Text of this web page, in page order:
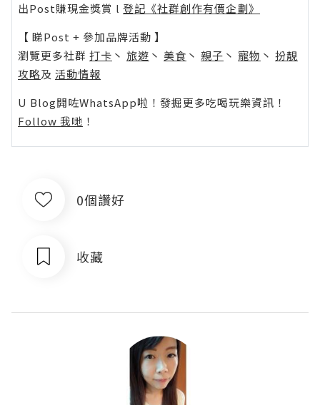
出Post賺現金獎賞 l 登記《社群創作有價企劃》
【 睇Post + 參加品牌活動 】
瀏覽更多社群 打卡 丶 旅遊 丶 美食 丶 親子 丶 寵物 丶 扮靚
攻略及 活動情報
U Blog開咗WhatsApp啦！發掘更多吃喝玩樂資訊！
Follow 我哋 ！
0個讚好
收藏